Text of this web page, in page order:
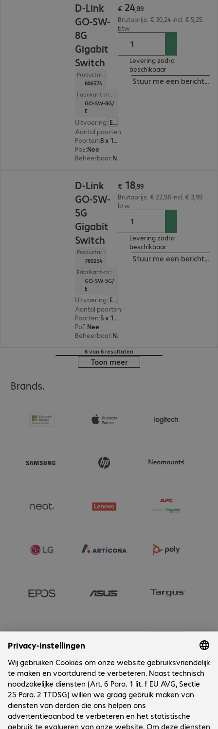
D-Link
GO-SW-
8G
Gigabit
Switch
Productnr.:
806574
Fabrikant-nr.:
GO-SW-8G/
E
Uitvoering: Europa
Aantal poorten:
Poorten:
8 x 10/100/1000 RJ45
PoE:Nee
Beheerbaar: Nee
€ 24,99
Brutoprijs: € 30,24 incl. € 5,25
btw
Levering zodra
beschikbaar
Stuur me een bericht
D-Link
GO-SW-
5G
Gigabit
Switch
Productnr.:
789254
Fabrikant-nr.:
GO-SW-5G/
E
Uitvoering: Europa
Aantal poorten:
Poorten:
5 x 10/100/1000 RJ45
PoE:Nee
Beheerbaar: Nee
€ 18,99
Brutoprijs: € 22,98 incl. € 3,99
btw
Levering zodra
beschikbaar
Stuur me een bericht
6 van 6 resultaten
Toon meer
Brands.
Onderneming